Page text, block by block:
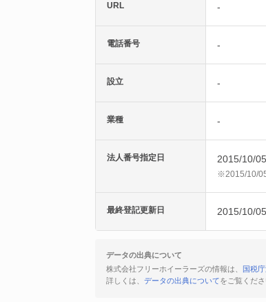
URL -
電話番号 -
設立 -
業種 -
法人番号指定日 2015/10/05
※2015/10/
最終登記更新日 2015/10/05
データの出典について
株式会社フリーホイーラーズの情報は、
国税
詳しくは、 データの出典についてをご覧くださ